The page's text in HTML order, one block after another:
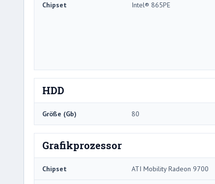
Chipset Intel® 865PE
HDD
Größe (Gb) 80
Grafikprozessor
Chipset ATI Mobility Radeon 9700